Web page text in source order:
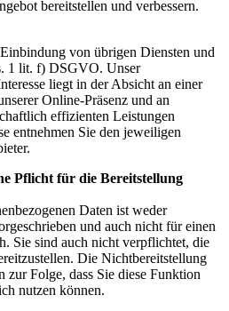
bereitstellen und verbessern.
von übrigen Diensten und
1 lit. f) DSGVO. Unser
liegt in der Absicht an einer
Online-Präsenz und an
effizienten Leistungen
entnehmen Sie den jeweiligen
Pflicht für die Bereitstellung
Daten ist weder
und auch nicht für einen
Sie sind auch nicht verpflichtet, die
Die Nichtbereitstellung
zur Folge, dass Sie diese Funktion
nutzen können.